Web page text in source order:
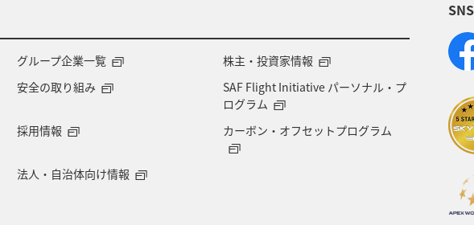
グループ企業一覧
株主・投資家情報
安全の取り組み
SAF Flight Initiative パーソナル・プ
ログラム
採用情報 カーボン・オフセットプログラム
法人・自治体向け情報